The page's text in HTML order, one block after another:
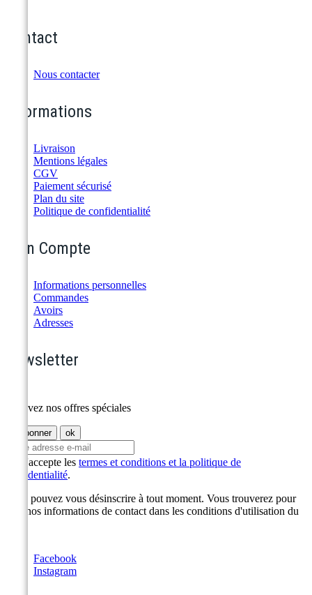
Contact
Nous contacter
Informations
Livraison
Mentions légales
CGV
Paiement sécurisé
Plan du site
Politique de confidentialité
Mon Compte
Informations personnelles
Commandes
Avoirs
Adresses
Newsletter
Recevez nos offres spéciales
J'accepte les termes et conditions et la politique de
confidentialité.
Vous pouvez vous désinscrire à tout moment. Vous trouverez pour
cela nos informations de contact dans les conditions d'utilisation du
Facebook
Instagram